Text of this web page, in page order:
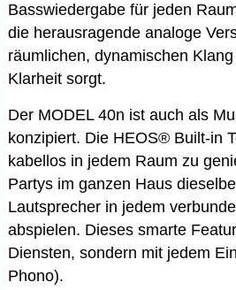
Basswiedergabe für jeden
die herausragende analoge
räumlichen, dynamischen
Klarheit sorgt.
Der MODEL 40n ist auch als
konzipiert. Die HEOS® Built-in
kabellos in jedem Raum zu
Partys im ganzen Haus
Lautsprecher in jedem
abspielen. Dieses smarte
Diensten, sondern mit jedem
Phono).